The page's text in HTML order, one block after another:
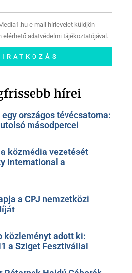
e-mail hírlevelet küldjön
elérhető adatvédelmi tájékoztatójával.
hírei
országos tévécsatorna:
másodpercei
közmédia vezetését
International a
a CPJ nemzetközi
közleményt adott ki:
a Sziget Fesztivállal